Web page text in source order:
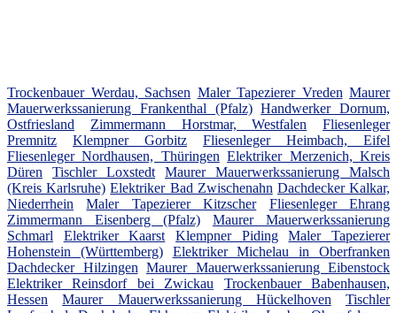
Trockenbauer Werdau, Sachsen Maler Tapezierer Vreden Maurer
Mauerwerkssanierung Frankenthal (Pfalz) Handwerker Dornum,
Ostfriesland
Zimmermann Horstmar, Westfalen
Fliesenleger
Premnitz
Klempner Gorbitz
Fliesenleger Heimbach, Eifel
Fliesenleger Nordhausen, Thüringen Elektriker Merzenich, Kreis
Düren
Tischler Loxstedt
Maurer Mauerwerkssanierung Malsch
(Kreis Karlsruhe) Elektriker Bad Zwischenahn Dachdecker Kalkar,
Niederrhein
Maler Tapezierer Kitzscher
Fliesenleger Ehrang
Zimmermann Eisenberg (Pfalz)
Maurer Mauerwerkssanierung
Schmarl
Elektriker Kaarst Klempner Piding
Maler Tapezierer
Hohenstein (Württemberg)
Elektriker Michelau in Oberfranken
Dachdecker Hilzingen Maurer Mauerwerkssanierung Eibenstock
Elektriker Reinsdorf bei Zwickau
Trockenbauer Babenhausen,
Hessen
Maurer Mauerwerkssanierung Hückelhoven
Tischler